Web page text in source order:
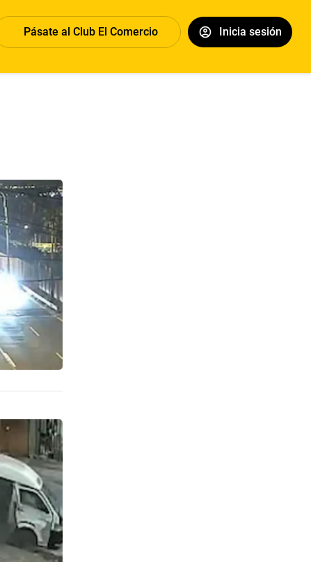
Pásate al Club El Comercio Inicia sesión